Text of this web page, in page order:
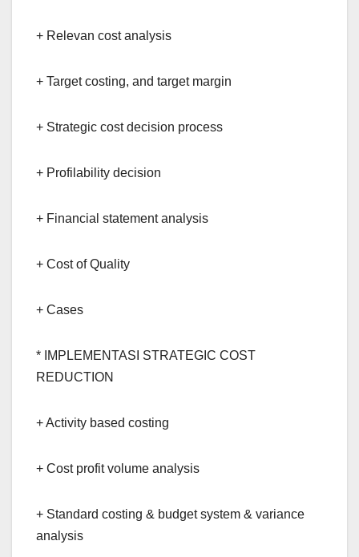
+ Relevan cost analysis
+ Target costing, and target margin
+ Strategic cost decision process
+ Profilability decision
+ Financial statement analysis
+ Cost of Quality
+ Cases
* IMPLEMENTASI STRATEGIC COST
REDUCTION
+ Activity based costing
+ Cost profit volume analysis
+ Standard costing & budget system & variance
analysis